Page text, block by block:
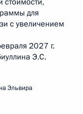
для
с увеличением
2027 г.
Э.С.
Эльвира